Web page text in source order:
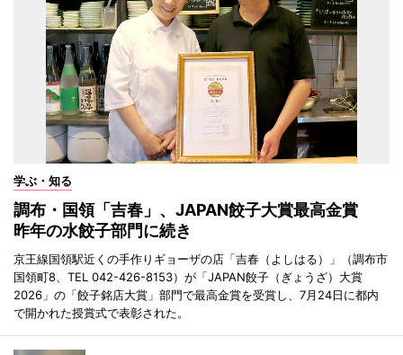
学ぶ・知る
調布・国領「吉春」、JAPAN餃子大賞最高金賞
昨年の水餃子部門に続き
京王線国領駅近くの手作りギョーザの店「吉春（よしはる）」（調布市
国領町8、TEL 042-426-8153）が「JAPAN餃子（ぎょうざ）大賞
2026」の「餃子銘店大賞」部門で最高金賞を受賞し、7月24日に都内
で開かれた授賞式で表彰された。